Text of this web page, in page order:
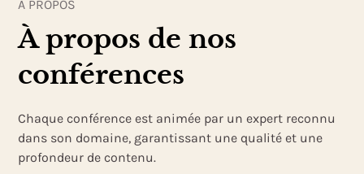
À PROPOS
À propos de nos
conférences
Chaque conférence est animée par un expert reconnu
dans son domaine, garantissant une qualité et une
profondeur de contenu.